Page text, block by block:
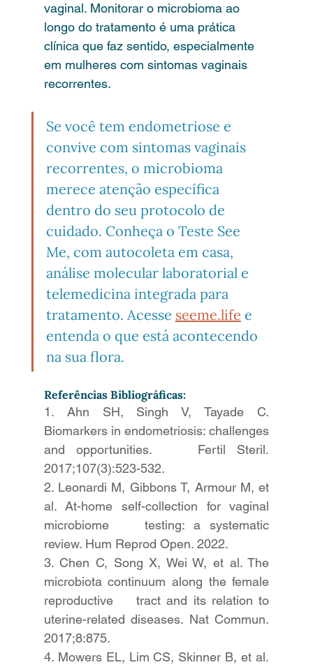
vaginal. Monitorar o microbioma ao
longo do tratamento é uma prática
clínica que faz sentido, especialmente
em mulheres com sintomas vaginais
recorrentes.
Se você tem endometriose e
convive com sintomas vaginais
recorrentes, o microbioma
merece atenção específica
dentro do seu protocolo de
cuidado. Conheça o Teste See
Me, com autocoleta em casa,
análise molecular laboratorial e
telemedicina integrada para
tratamento. Acesse seeme.life e
entenda o que está acontecendo
na sua flora.
Referências Bibliográficas:
1. Ahn SH, Singh V, Tayade C.
Biomarkers in endometriosis: challenges
and opportunities.    Fertil Steril.
2017;107(3):523-532.
2. Leonardi M, Gibbons T, Armour M, et
al. At-home self-collection for vaginal
microbiome    testing: a systematic
review. Hum Reprod Open. 2022.
3. Chen C, Song X, Wei W, et al. The
microbiota continuum along the female
reproductive    tract and its relation to
uterine-related diseases. Nat Commun.
2017;8:875.
4. Mowers EL, Lim CS, Skinner B, et al.